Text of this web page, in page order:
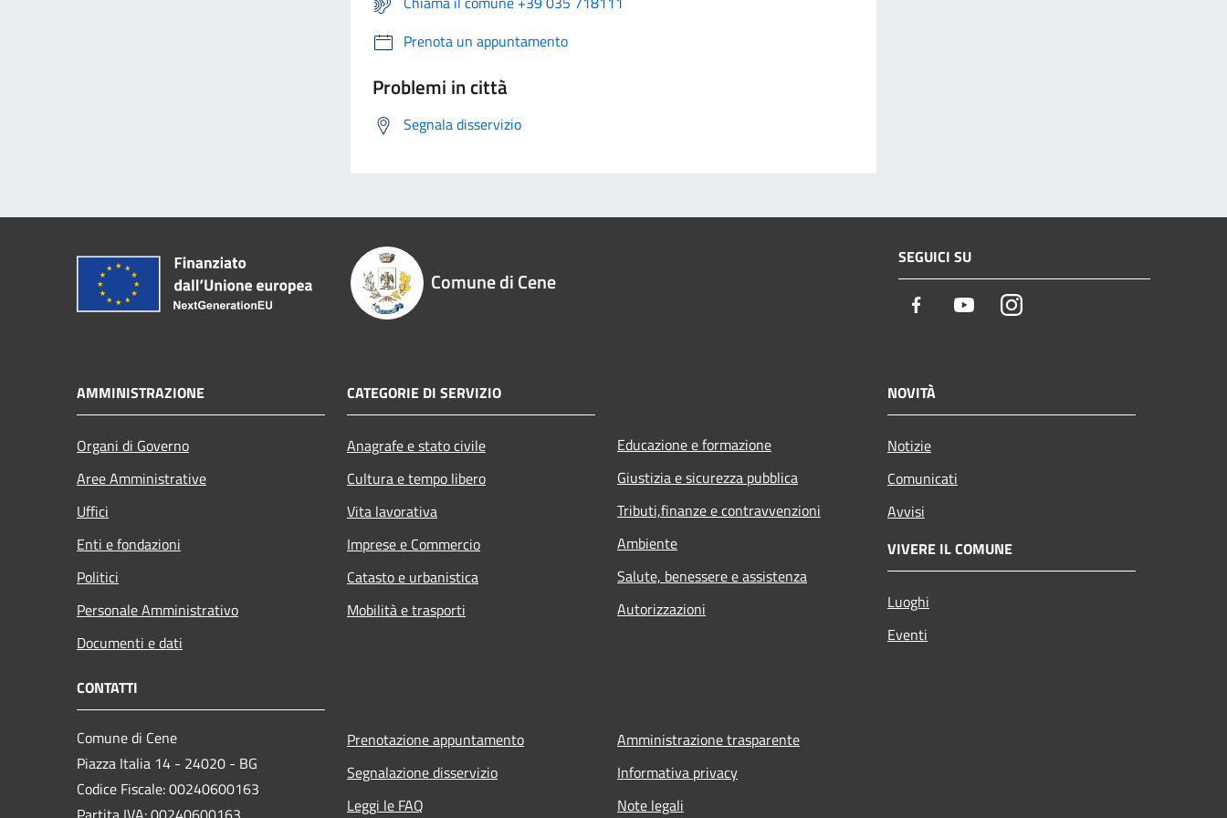
Prenota un appuntamento
Problemi in città
Segnala disservizio
Comune di Cene
SEGUICI SU
Facebook YoutubeInstagram
AMMINISTRAZIONE
Organi di Governo
Aree Amministrative
Uffici
Enti e fondazioni
Politici
Personale Amministrativo
Documenti e dati
CATEGORIE DI SERVIZIO
Anagrafe e stato civile
Cultura e tempo libero
Vita lavorativa
Imprese e Commercio
Catasto e urbanistica
Mobilità e trasporti
Educazione e formazione
Giustizia e sicurezza pubblica
Tributi,finanze e contravvenzioni
Ambiente
Salute, benessere e assistenza
Autorizzazioni
NOVITÀ
Notizie
Comunicati
Avvisi
VIVERE IL COMUNE
Luoghi
Eventi
CONTATTI
Comune di Cene
Piazza Italia 14 - 24020 - BG
Codice Fiscale: 00240600163
Prenotazione appuntamento
Segnalazione disservizio
Leggi le FAQ
Amministrazione trasparente
Informativa privacy
Note legali